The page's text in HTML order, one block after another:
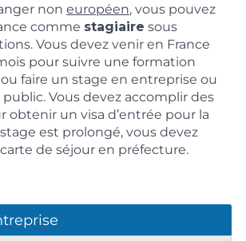
non européen, vous pouvez
comme stagiaire sous
Vous devez venir en France
pour suivre une formation
faire un stage en entreprise ou
Vous devez accomplir des
obtenir un visa d’entrée pour la
est prolongé, vous devez
de séjour en préfecture.